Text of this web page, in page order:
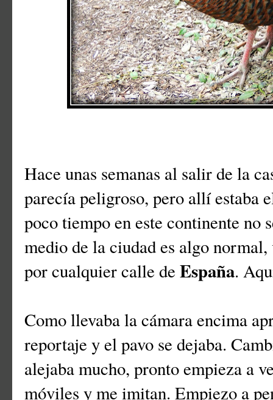
Hace unas semanas al salir de la
parecía peligroso, pero allí estaba
poco tiempo en este continente no
medio de la ciudad es algo
por cualquier calle de España.
Como llevaba la cámara encima
reportaje y el pavo se dejaba.
alejaba mucho, pronto empieza a
móviles y me imitan. Empiezo a